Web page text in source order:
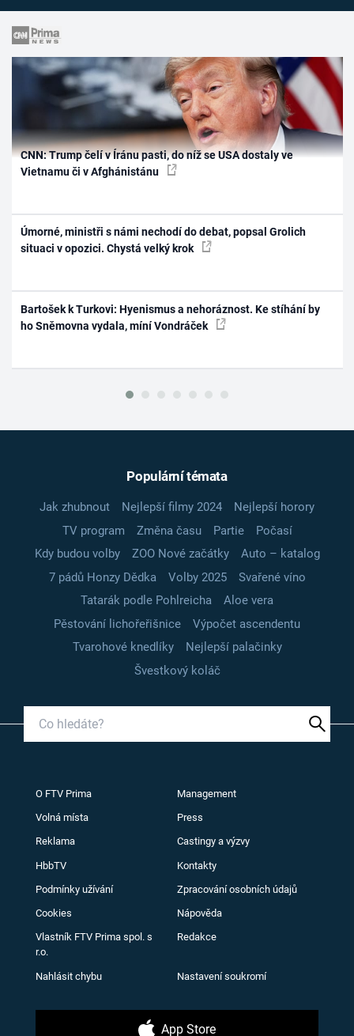
CNN: Trump čelí v Íránu pasti, do níž se USA dostaly ve
Vietnamu či v Afghánistánu
Úmorné, ministři s námi nechodí do debat, popsal Grolich
situaci v opozici. Chystá velký krok
Bartošek k Turkovi: Hyenismus a nehoráznost. Ke stíhání by
ho Sněmovna vydala, míní Vondráček
Populární témata
Jak zhubnout Nejlepší filmy 2024
Nejlepší horory
TV program
Změna času Partie
Počasí
Kdy budou volby
ZOO Nové začátky
Auto – katalog
7 pádů Honzy Dědka
Volby 2025
Svařené víno
Tatarák podle Pohlreicha
Aloe vera
Pěstování lichořeřišnice
Výpočet ascendentu
Tvarohové knedlíky
Nejlepší palačinky
Švestkový koláč
O FTV Prima Management
Volná místa Press
Reklama Castingy a výzvy
HbbTV Kontakty
Podmínky užívání Zpracování osobních údajů
Cookies Nápověda
Vlastník FTV Prima spol. s
r.o.
Redakce
Nahlásit chybu Nastavení soukromí
App Store